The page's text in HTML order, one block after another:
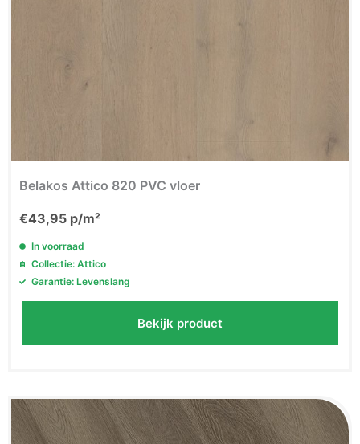
Belakos Attico 820 PVC vloer
€43,95 p/m²
In voorraad
Collectie: Attico
Garantie: Levenslang
Bekijk product